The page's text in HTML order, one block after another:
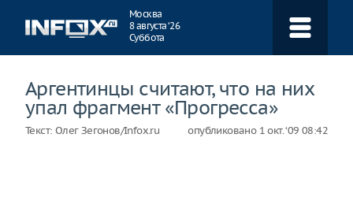
Москва
8 августа ‘26
Суббота
Аргентинцы считают, что на них
упал фрагмент «Прогресса»
Текст: Олег Зегонов/Infox.ru опубликовано 1 окт. ‘09 08:42